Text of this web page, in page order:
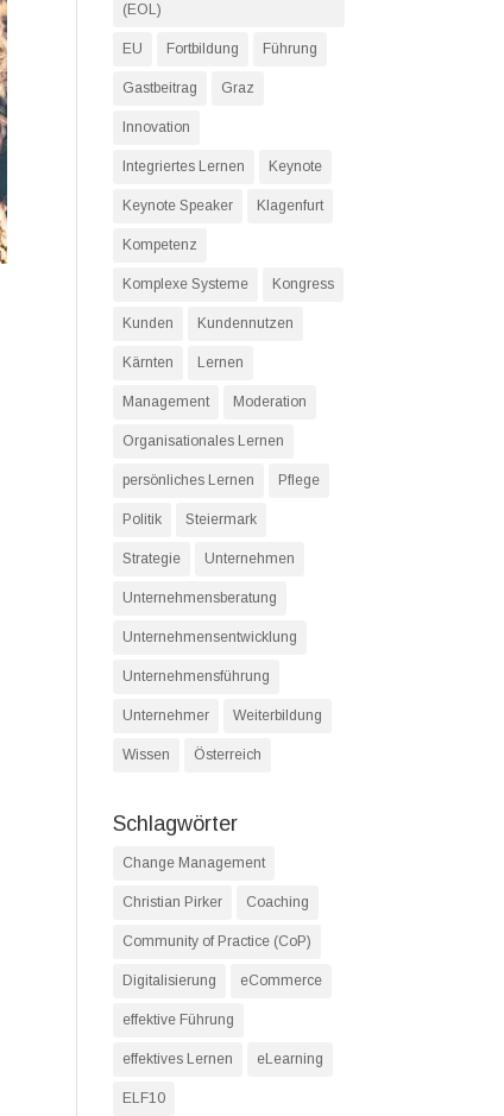
(EOL)
EU Fortbildung Führung
Gastbeitrag Graz
Innovation
Integriertes Lernen Keynote
Keynote Speaker Klagenfurt
Kompetenz
Komplexe Systeme Kongress
Kunden Kundennutzen
Kärnten Lernen
Management Moderation
Organisationales Lernen
persönliches Lernen Pflege
Politik Steiermark
Strategie Unternehmen
Unternehmensberatung
Unternehmensentwicklung
Unternehmensführung
Unternehmer Weiterbildung
Wissen Österreich
Schlagwörter
Change Management
Christian Pirker Coaching
Community of Practice (CoP)
Digitalisierung eCommerce
effektive Führung
effektives Lernen eLearning
ELF10